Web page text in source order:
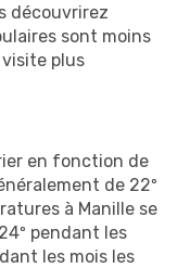
découvrirez
sont moins
plus
en fonction de
de 22º
à Manille se
pendant les
les mois les